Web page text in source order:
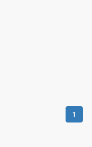
1